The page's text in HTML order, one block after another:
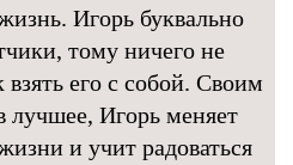
Игорь буквально
тому ничего не
взять его с собой. Своим
Игорь меняет
и учит радоваться